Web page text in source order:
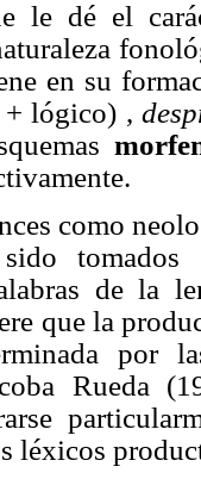
le dé el
en su
+ lógico) ,
como
de la
que la
por
Rueda
léxicos